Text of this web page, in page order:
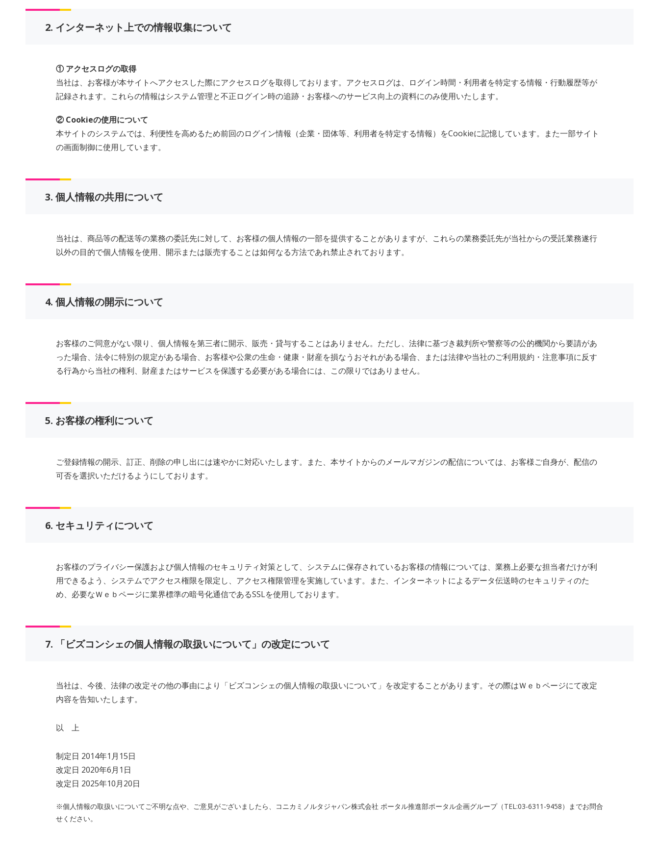
2. インターネット上での情報収集について
① アクセスログの取得
当社は、お客様が本サイトへアクセスした際にアクセスログを取得しております。アクセスログは、ログイン時間・利用者を特定する情報・行動履歴等が
記録されます。これらの情報はシステム管理と不正ログイン時の追跡・お客様へのサービス向上の資料にのみ使用いたします。
② Cookieの使用について
本サイトのシステムでは、利便性を高めるため前回のログイン情報（企業・団体等、利用者を特定する情報）をCookieに記憶しています。また一部サイト
の画面制御に使用しています。
3. 個人情報の共用について
当社は、商品等の配送等の業務の委託先に対して、お客様の個人情報の一部を提供することがありますが、これらの業務委託先が当社からの受託業務遂行
以外の目的で個人情報を使用、開示または販売することは如何なる方法であれ禁止されております。
4. 個人情報の開示について
お客様のご同意がない限り、個人情報を第三者に開示、販売・貸与することはありません。ただし、法律に基づき裁判所や警察等の公的機関から要請があ
った場合、法令に特別の規定がある場合、お客様や公衆の生命・健康・財産を損なうおそれがある場合、または法律や当社のご利用規約・注意事項に反す
る行為から当社の権利、財産またはサービスを保護する必要がある場合には、この限りではありません。
5. お客様の権利について
ご登録情報の開示、訂正、削除の申し出には速やかに対応いたします。また、本サイトからのメールマガジンの配信については、お客様ご自身が、配信の
可否を選択いただけるようにしております。
6. セキュリティについて
お客様のプライバシー保護および個人情報のセキュリティ対策として、システムに保存されているお客様の情報については、業務上必要な担当者だけが利
用できるよう、システムでアクセス権限を限定し、アクセス権限管理を実施しています。また、インターネットによるデータ伝送時のセキュリティのた
め、必要なＷｅｂページに業界標準の暗号化通信であるSSLを使用しております。
7. 「ビズコンシェの個人情報の取扱いについて」の改定について
当社は、今後、法律の改定その他の事由により「ビズコンシェの個人情報の取扱いについて」を改定することがあります。その際はＷｅｂページにて改定
内容を告知いたします。
以 上
制定日 2014年1月15日
改定日 2020年6月1日
改定日 2025年10月20日
※個人情報の取扱いについてご不明な点や、ご意見がございましたら、コニカミノルタジャパン株式会社 ポータル推進部ポータル企画グループ（TEL:03-6311-9458）までお問合
せください。